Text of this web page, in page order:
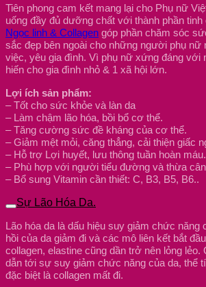
Tiên phong cam kết mang lại cho Phụ nữ
uống đầy đủ dưỡng chất với thành phần tinh
Ngọc linh & Collagen góp phần chăm sóc
sắc đẹp bên ngoài cho những người phụ nữ
việc, yêu gia đình. Vì phụ nữ xứng đáng với
hiến cho gia đình nhỏ & 1 xã hội lớn.
Lợi ích sản phẩm:
– Tốt cho sức khỏe và làn da
– Làm chậm lão hóa, bồi bổ cơ thể.
– Tăng cường sức đề kháng của cơ thể.
– Giảm mệt mỏi, căng thẳng, cải thiện giấc
– Hỗ trợ Lợi huyết, lưu thông tuần hoàn máu.
– Phù hợp với người tiểu đường và thừa
– Bổ sung Vitamin cần thiết: C, B3, B5, B6..
Sự Lão Hóa Da.
Lão hóa da là dấu hiệu suy giảm chức năng
hồi của da giảm đi và các mô liên kết bắt
collagen, elastine cũng dần trở nên lỏng lẻo.
dẫn tới sự suy giảm chức năng của da, thể
đặc biệt là collagen mất đi.